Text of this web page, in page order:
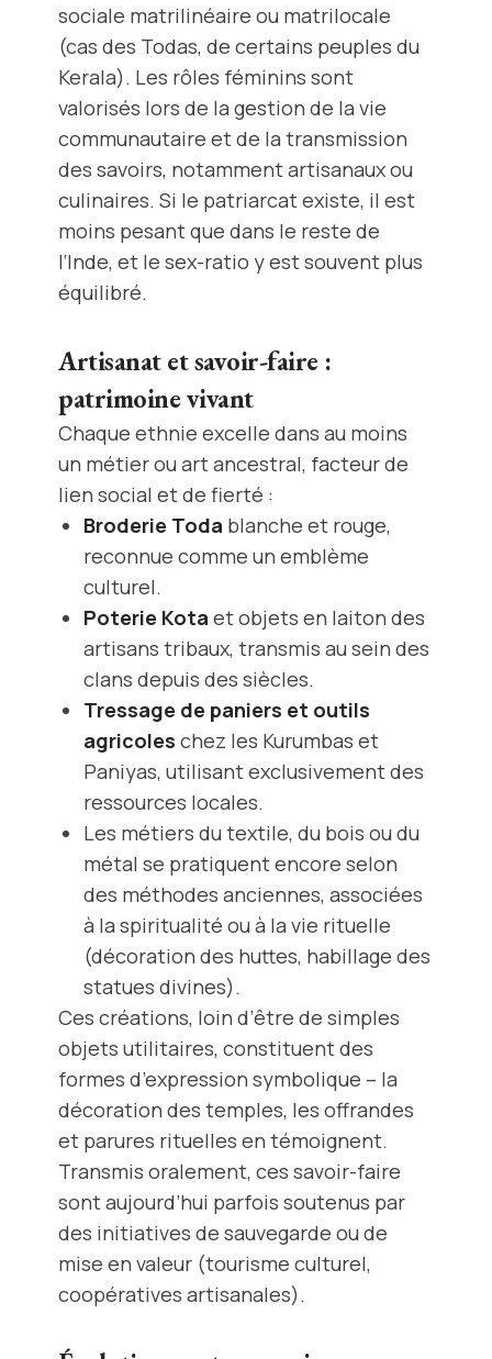
sociale matrilinéaire ou matrilocale
(cas des Todas, de certains peuples du
Kerala). Les rôles féminins sont
valorisés lors de la gestion de la vie
communautaire et de la transmission
des savoirs, notamment artisanaux ou
culinaires. Si le patriarcat existe, il est
moins pesant que dans le reste de
l’Inde, et le sex-ratio y est souvent plus
équilibré.
Artisanat et savoir-faire :
patrimoine vivant
Chaque ethnie excelle dans au moins
un métier ou art ancestral, facteur de
lien social et de fierté :
Broderie Toda blanche et rouge,
reconnue comme un emblème
culturel.
Poterie Kota et objets en laiton des
artisans tribaux, transmis au sein des
clans depuis des siècles.
Tressage de paniers et outils
agricoles chez les Kurumbas et
Paniyas, utilisant exclusivement des
ressources locales.
Les métiers du textile, du bois ou du
métal se pratiquent encore selon
des méthodes anciennes, associées
à la spiritualité ou à la vie rituelle
(décoration des huttes, habillage des
statues divines).
Ces créations, loin d’être de simples
objets utilitaires, constituent des
formes d’expression symbolique – la
décoration des temples, les offrandes
et parures rituelles en témoignent.
Transmis oralement, ces savoir-faire
sont aujourd’hui parfois soutenus par
des initiatives de sauvegarde ou de
mise en valeur (tourisme culturel,
coopératives artisanales).